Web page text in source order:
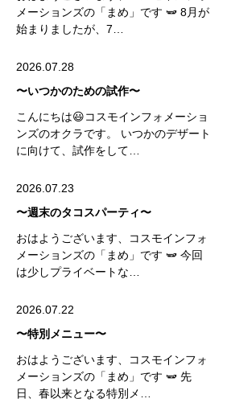
メーションズの「まめ」です 🫛 8月が
始まりましたが、7…
2026.07.28
〜いつかのための試作〜
こんにちは😃コスモインフォメーショ
ンズのオクラです。 いつかのデザート
に向けて、試作をして…
2026.07.23
〜週末のタコスパーティ〜
おはようございます、コスモインフォ
メーションズの「まめ」です 🫛 今回
は少しプライベートな…
2026.07.22
〜特別メニュー〜
おはようございます、コスモインフォ
メーションズの「まめ」です 🫛 先
日、春以来となる特別メ…